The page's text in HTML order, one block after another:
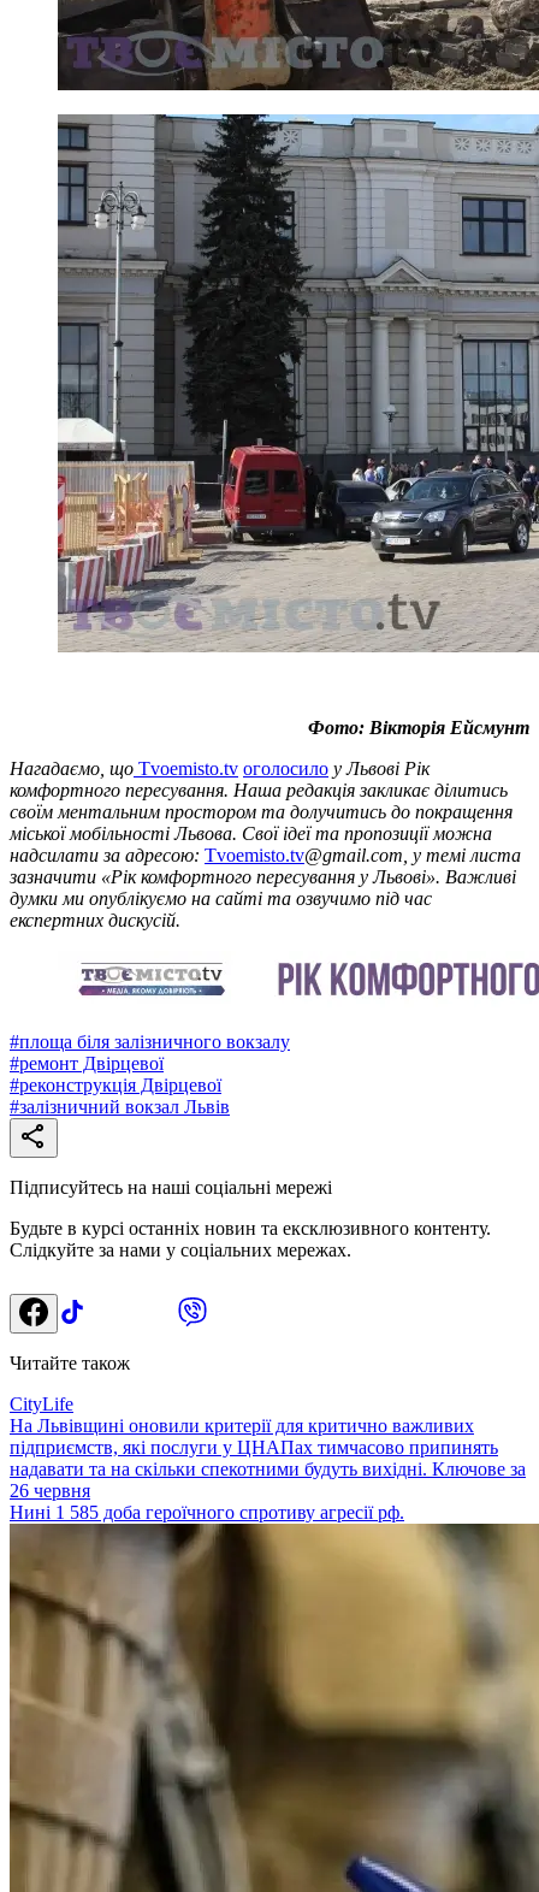
Фото: Вікторія Ейсмунт
Нагадаємо, що Tvoemisto.tv оголосило у Львові Рік
комфортного пересування. Наша редакція закликає ділитись
своїм ментальним простором та долучитись до покращення
міської мобільності Львова. Свої ідеї та пропозиції можна
надсилати за адресою: Tvoemisto.tv@gmail.com, у темі листа
зазначити «Рік комфортного пересування у Львові». Важливі
думки ми опублікуємо на сайті та озвучимо під час
експертних дискусій.
#площа біля залізничного вокзалу
#ремонт Двірцевої
#реконструкція Двірцевої
#залізничний вокзал Львів
Підписуйтесь на наші соціальні мережі
Будьте в курсі останніх новин та ексклюзивного контенту.
Слідкуйте за нами у соціальних мережах.
Читайте також
CityLife
На Львівщині оновили критерії для критично важливих
підприємств, які послуги у ЦНАПах тимчасово припинять
надавати та на скільки спекотними будуть вихідні. Ключове за
26 червня
Нині 1 585 доба героїчного спротиву агресії рф.